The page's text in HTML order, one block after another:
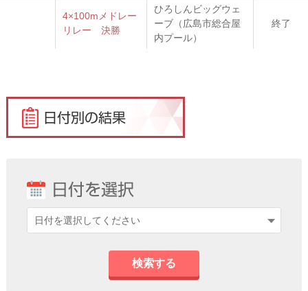
4×100mメドレー
リレー 決勝
ひろしんビッグウェ
ーブ（広島市総合屋
内プール）
終了
検索する